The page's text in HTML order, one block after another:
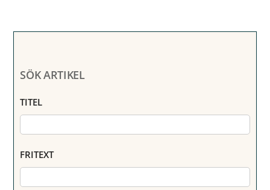
SÖK ARTIKEL
TITEL
FRITEXT